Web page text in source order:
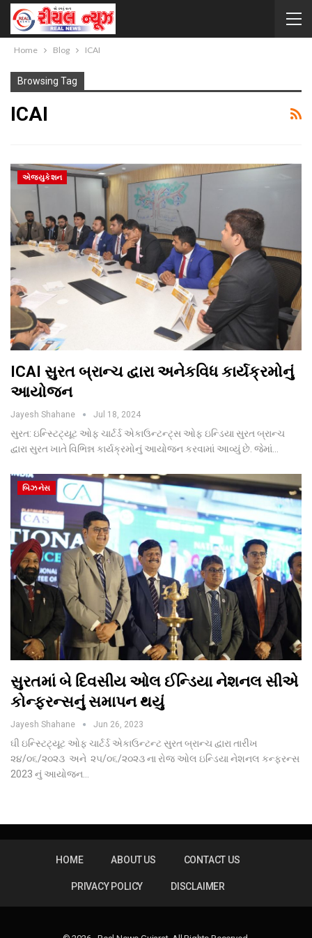
Home Blog ICAI
Browsing Tag
ICAI
એજ્યુકેશન
ICAI સુરત બ્રાન્ચ દ્વારા અનેકવિધ કાર્યક્રમોનું
આયોજન
Jayesh Shahane Jul 18, 2024
સુરત: ઇન્સ્ટિટ્યૂટ ઓફ ચાર્ટર્ડ એકાઉન્ટન્ટ્સ ઓફ ઇન્ડિયા સુરત બ્રાન્ચ
દ્વારા સુરત ખાતે વિભિન્ન કાર્યક્રમોનું આયોજન કરવામાં આવ્યું છે. જેમાં…
બિઝનેસ
સુરતમાં બે દિવસીય ઓલ ઈન્ડિયા નેશનલ સીએ
કોન્ફરન્સનું સમાપન થયું
Jayesh Shahane Jun 26, 2023
ઘી ઇન્સ્ટિટ્યૂટ ઓફ ચાર્ટર્ડ એકાઉન્ટન્ટ સુરત બ્રાન્ચ દ્વારા તારીખ
૨૪/૦૬/૨૦૨૩ અને ૨૫/૦૬/૨૦૨૩ ના રોજ ઓલ ઇન્ડિયા નેશનલ કન્ફરન્સ
2023 નું આયોજન…
HOME ABOUT US CONTACT US
PRIVACY POLICY DISCLAIMER